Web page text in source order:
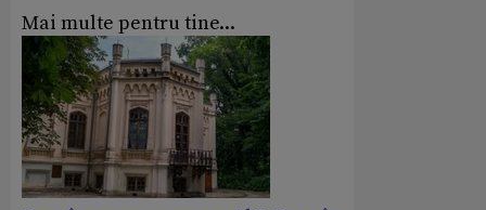
Mai multe pentru tine...